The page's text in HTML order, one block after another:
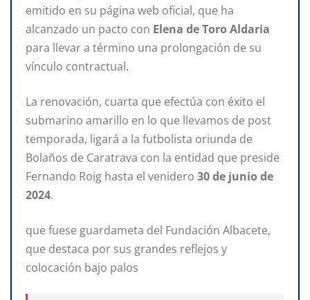
emitido en su página web oficial, que ha
alcanzado un pacto con Elena de Toro Aldaria
para llevar a término una prolongación de su
vínculo contractual.
La renovación, cuarta que efectúa con éxito el
submarino amarillo en lo que llevamos de post
temporada, ligará a la futbolista oriunda de
Bolaños de Caratrava con la entidad que preside
Fernando Roig hasta el venidero 30 de junio de
2024.
que fuese guardameta del Fundación Albacete,
que destaca por sus grandes reflejos y
colocación bajo palos